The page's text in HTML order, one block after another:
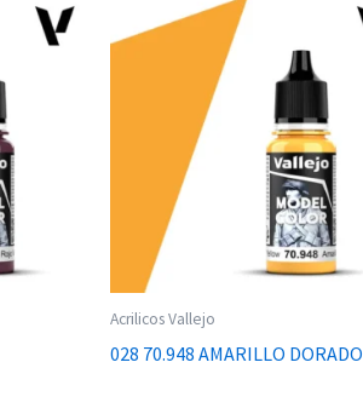
Acrilicos Vallejo
028 70.948 AMARILLO DORADO